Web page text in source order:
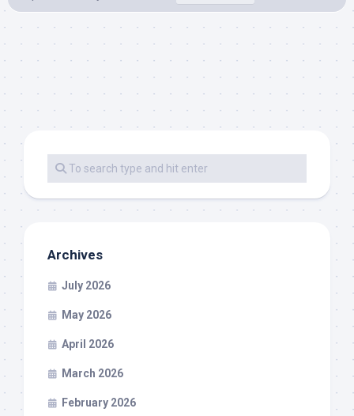
Archives
July 2026
May 2026
April 2026
March 2026
February 2026